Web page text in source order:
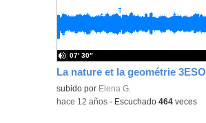
La nature et la geométrie 3ESO
subido por Elena G.
07′ 30″
-hace 12 años - Escuchado464 veces